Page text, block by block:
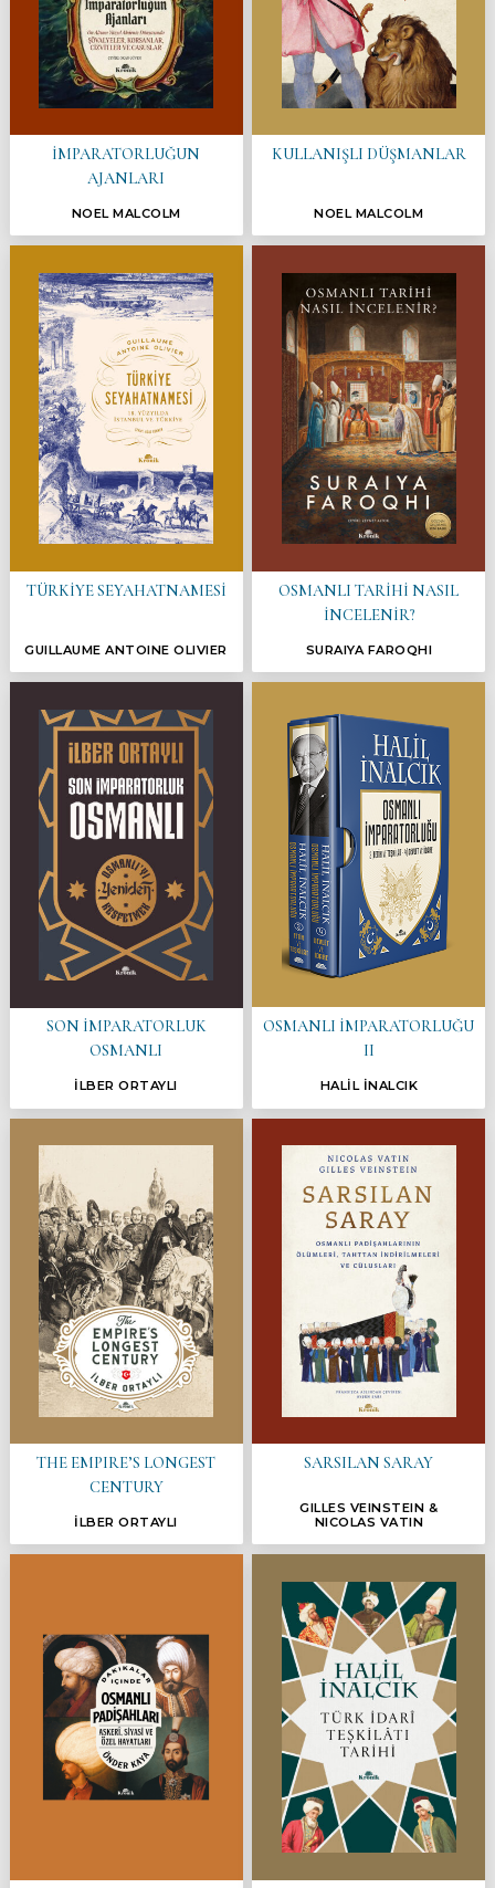
İMPARATORLUĞUN
AJANLARI
NOEL MALCOLM
KULLANIŞLI DÜŞMANLAR
NOEL MALCOLM
TÜRKİYE SEYAHATNAMESİ
GUILLAUME ANTOINE OLIVIER
OSMANLI TARİHİ NASIL
İNCELENİR?
SURAIYA FAROQHI
SON İMPARATORLUK
OSMANLI
İLBER ORTAYLI
OSMANLI İMPARATORLUĞU
II
HALİL İNALCIK
THE EMPIRE’S LONGEST
CENTURY
İLBER ORTAYLI
SARSILAN SARAY
GILLES VEINSTEIN &
NICOLAS VATIN